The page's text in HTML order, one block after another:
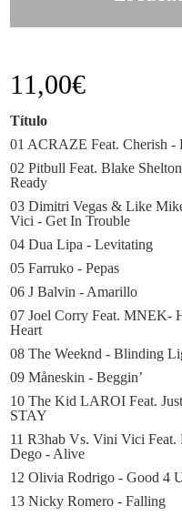
11,00€
Título
01 ACRAZE Feat. Cherish -
02 Pitbull Feat. Blake
Ready
03 Dimitri Vegas & Like
Vici - Get In Trouble
04 Dua Lipa - Levitating
05 Farruko - Pepas
06 J Balvin - Amarillo
07 Joel Corry Feat. MNEK-
Heart
08 The Weeknd - Blinding
09 Måneskin - Beggin’
10 The Kid LAROI Feat.
STAY
11 R3hab Vs. Vini Vici Feat.
Dego - Alive
12 Olivia Rodrigo - Good 4
13 Nicky Romero - Falling